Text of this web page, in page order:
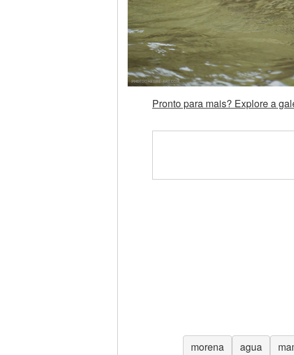
Pronto para mais? Explore a
morena agua